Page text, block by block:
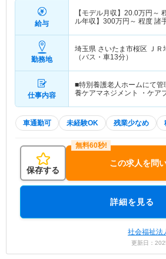
給与
【モデル月収】 20.0万円～
ル年収】 300万円～ 程度 諸
勤務地
埼玉県 さいたま市桜区 ＪＲ
（バス・車13分）
仕事内容
■特別養護老人ホームにて
養ケアマネジメント ・ケア
車通勤可 未経験OK 残業少なめ
保存する
この求人を問
詳細を見る
社会福祉法
更新日：